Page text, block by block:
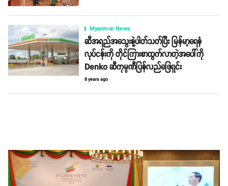
Myanmar News
ဆီအရည်အသွေးနဲ့ပါတ်သတ်ပြီး မြန်မာ့ရေနံ
လုပ်ငန်းကို တိုင်ကြားစာထွက်လာတဲ့အပေါ်ကို
Denko ဆီကုမ္ပဏီပြန်လည်ဖြေရှင်း
8 years ago